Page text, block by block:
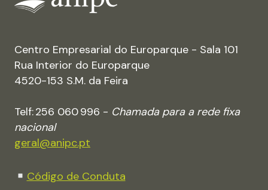
Centro Empresarial do Europarque - Sala 101
Rua Interior do Europarque
4520-153 S.M. da Feira
Telf: 256 060 996 - Chamada para a rede fixa
nacional
geral@anipc.pt
Código de Conduta